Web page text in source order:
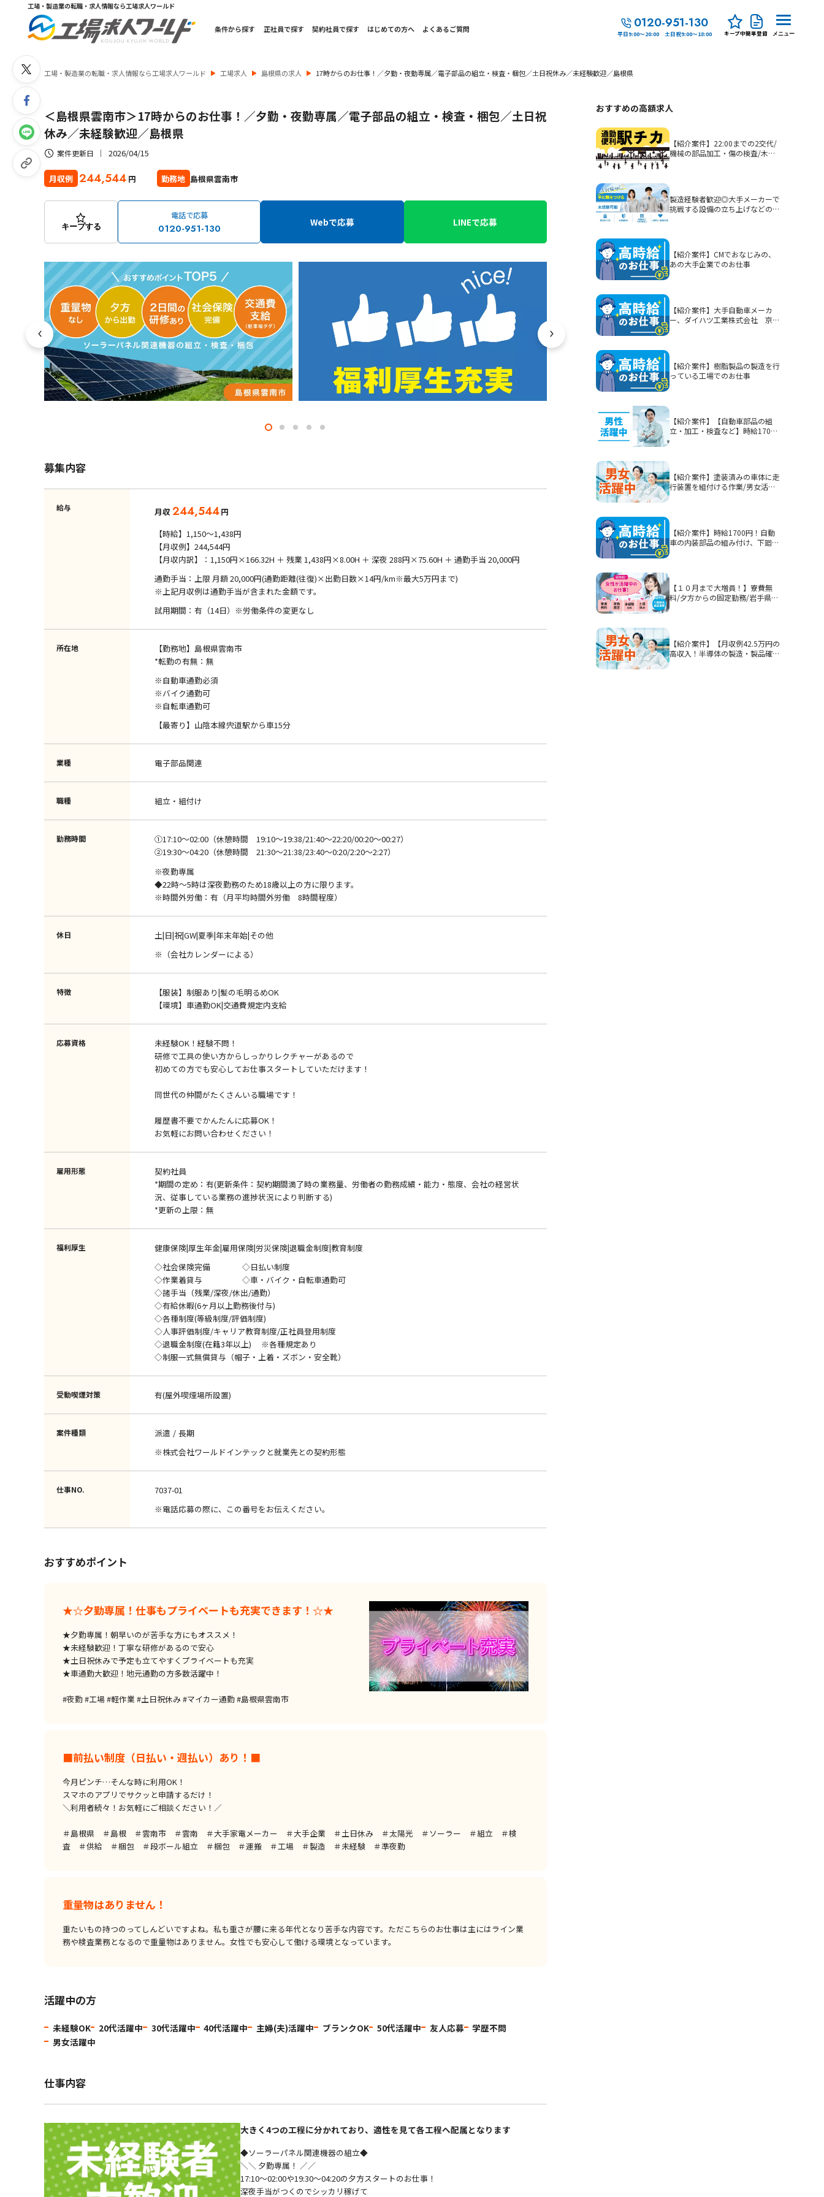
工場・製造業の転職・求人情報なら工場求人ワールド
条件から探す 正社員で探す 契約社員で探す はじめての方へ よくあるご質問 0120-951-130
平日9:00～20:00 土日祝9:00～18:00 キープ中簡単登録 メニュー
工場・製造業の転職・求人情報なら工場求人ワールド 工場求人 島根県の求人 17時からのお仕事！／夕勤・夜勤専属／電子部品の組立・検査・梱包／土日祝休み／未経験歓迎／島根県
＜島根県雲南市＞17時からのお仕事！／夕勤・夜勤専属／電子部品の組立・検査・梱包／土日祝
休み／未経験歓迎／島根県
案件更新日 2026/04/15
月収例 244,544 円 勤務地 島根県雲南市
キープする
電話で応募
0120-951-130 Webで応募 LINEで応募
募集内容
給与 月収 244,544円
【時給】1,150～1,438円
【月収例】244,544円
【月収内訳】：1,150円×166.32H ＋ 残業 1,438円×8.00H ＋ 深夜 288円×75.60H ＋ 通勤手当 20,000円
通勤手当：上限 月額 20,000円(通勤距離(往復)×出勤日数×14円/km※最大5万円まで)
※上記月収例は通勤手当が含まれた金額です。
試用期間：有（14日）※労働条件の変更なし
所在地
【勤務地】島根県雲南市
*転勤の有無：無
※自動車通勤必須
※バイク通勤可
※自転車通勤可
【最寄り】山陰本線宍道駅から車15分
業種 電子部品関連
職種 組立・組付け
勤務時間
①17:10～02:00（休憩時間 19:10～19:38/21:40～22:20/00:20～00:27）
②19:30～04:20（休憩時間 21:30～21:38/23:40～0:20/2:20～2:27）
※夜勤専属
◆22時～5時は深夜勤務のため18歳以上の方に限ります。
※時間外労働：有（月平均時間外労働 8時間程度）
休日
土|日|祝|GW|夏季|年末年始|その他
※（会社カレンダーによる）
特徴
【服装】制服あり|髪の毛明るめOK
【環境】車通勤OK|交通費規定内支給
応募資格
未経験OK！経験不問！
研修で工具の使い方からしっかりレクチャーがあるので
初めての方でも安心してお仕事スタートしていただけます！
同世代の仲間がたくさんいる職場です！
履歴書不要でかんたんに応募OK！
お気軽にお問い合わせください！
雇用形態
契約社員
*期間の定め：有(更新条件：契約期間満了時の業務量、労働者の勤務成績・能力・態度、会社の経営状
況、従事している業務の進捗状況により判断する)
*更新の上限：無
福利厚生
健康保険|厚生年金|雇用保険|労災保険|退職金制度|教育制度
◇社会保険完備 ◇日払い制度
◇作業着貸与 ◇車・バイク・自転車通勤可
◇諸手当（残業/深夜/休出/通勤）
◇有給休暇(6ヶ月以上勤務後付与)
◇各種制度(等級制度/評価制度)
◇人事評価制度/キャリア教育制度/正社員登用制度
◇退職金制度(在籍3年以上) ※各種規定あり
◇制服一式無償貸与（帽子・上着・ズボン・安全靴）
受動喫煙対策 有(屋外喫煙場所設置)
案件種類 派遣
長期
※株式会社ワールドインテックと就業先との契約形態
仕事NO.
7037-01
※電話応募の際に、この番号をお伝えください。
おすすめポイント
★☆夕勤専属！仕事もプライベートも充実できます！☆★
★夕勤専属！朝早いのが苦手な方にもオススメ！
★未経験歓迎！丁寧な研修があるので安心
★土日祝休みで予定も立てやすくプライベートも充実
★車通勤大歓迎！地元通勤の方多数活躍中！
#夜勤 #工場 #軽作業 #土日祝休み #マイカー通勤 #島根県雲南市
■前払い制度（日払い・週払い）あり！■
今月ピンチ…そんな時に利用OK！
スマホのアプリでサクッと申請するだけ！
＼利用者続々！お気軽にご相談ください！／
＃島根県 ＃島根 ＃雲南市 ＃雲南 ＃大手家電メーカー ＃大手企業 ＃土日休み ＃太陽光 ＃ソーラー ＃組立 ＃検
査 ＃供給 ＃梱包 ＃段ボール組立 ＃梱包 ＃運搬 ＃工場 ＃製造 ＃未経験 ＃準夜勤
重量物はありません！
重たいもの持つのってしんどいですよね。私も重さが腰に来る年代となり苦手な内容です。ただこちらのお仕事は主にはライン業
務や検査業務となるので重量物はありません。女性でも安心して働ける環境となっています。
活躍中の方
未経験OK 20代活躍中 30代活躍中 40代活躍中 主婦(夫)活躍中 ブランクOK 50代活躍中 友人応募
学歴不問
男女活躍中
仕事内容
大きく4つの工程に分かれており、適性を見て各工程へ配属となります
◆ソーラーパネル関連機器の組立◆
＼＼ 夕勤専属！ ／／
17:10～02:00や19:30～04:20の夕方スタートのお仕事！
深夜手当がつくのでシッカリ稼げて
おすすめの高額求人
【紹介案件】22:00までの2交代/
機械の部品加工・傷の検査/木津
製造経験者歓迎◎大手メーカーで
挑戦する設備の立ち上げなどの生
【紹介案件】CMでおなじみの、
あの大手企業でのお仕事
【紹介案件】大手自動車メーカ
ー、ダイハツ工業株式会社 京都
【紹介案件】樹脂製品の製造を行
っている工場でのお仕事
【紹介案件】【自動車部品の組
立・加工・検査など】時給1700
【紹介案件】塗装済みの車体に走
行装置を組付ける作業/男女活躍
【紹介案件】時給1700円！自動
車の内装部品の組み付け、下廻り
【１０月まで大増員！】寮費無
料/夕方からの固定勤務/岩手県釜
【紹介案件】【月収例42.5万円の
高収入！半導体の製造・製品確